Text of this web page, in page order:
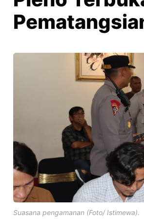
Suasana pengamanan (Foto/ Istimewa).